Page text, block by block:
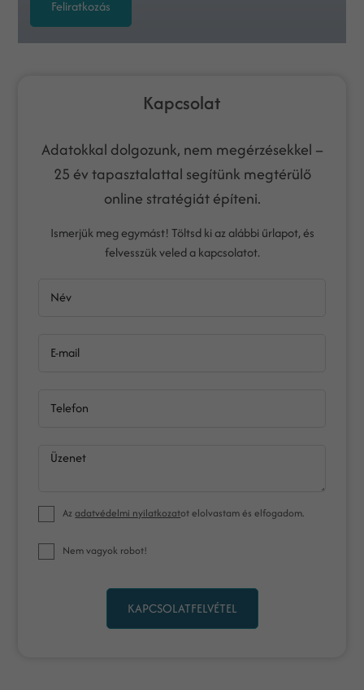
Feliratkozás
Kapcsolat
Adatokkal dolgozunk, nem megérzésekkel –
25 év tapasztalattal segítünk megtérülő
online stratégiát építeni.
Ismerjük meg egymást! Töltsd ki az alábbi űrlapot, és
felvesszük veled a kapcsolatot.
Név
E-mail
Telefon
Üzenet
Azadatvédelmi nyilatkozatot elolvastam és elfogadom.
Nem vagyok robot!
KAPCSOLATFELVÉTEL